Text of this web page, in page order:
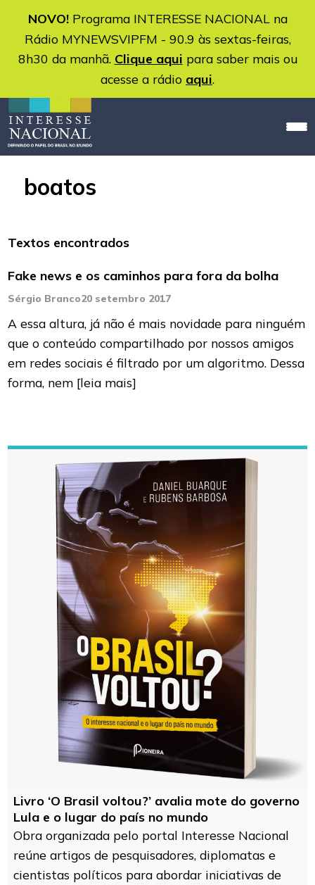
NOVO!Programa INTERESSE NACIONAL na
Rádio MYNEWSVIPFM - 90.9 às sextas-feiras,
8h30 da manhã. Clique aqui para saber mais ou
acesse a rádio aqui.
boatos
Textos encontrados
Fake news e os caminhos para fora da bolha
Sérgio Branco20 setembro 2017
A essa altura, já não é mais novidade para ninguém
que o conteúdo compartilhado por nossos amigos
em redes sociais é filtrado por um algoritmo. Dessa
forma, nem [leia mais]
Livro ‘O Brasil voltou?’ avalia mote do governo
Lula e o lugar do país no mundo
Obra organizada pelo portal Interesse Nacional
reúne artigos de pesquisadores, diplomatas e
cientistas políticos para abordar iniciativas de